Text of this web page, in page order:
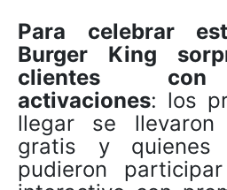
Para celebrar
Burger King
clientes con
activaciones: los
llegar se llevaron
gratis y quienes
pudieron